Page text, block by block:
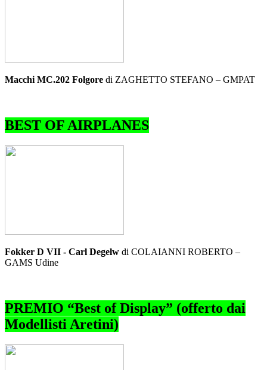
Macchi MC.202 Folgore di ZAGHETTO STEFANO – GMPAT
BEST OF AIRPLANES
Fokker D VII - Carl Degelw di COLAIANNI ROBERTO –
GAMS Udine
PREMIO “Best of Display” (offerto dai
Modellisti Aretini)